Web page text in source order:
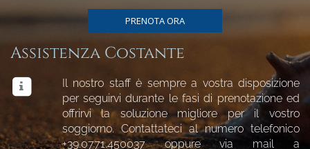
PRENOTA ORA
Assistenza Costante
Il nostro staff è sempre a vostra disposizione
per seguirvi durante le fasi di prenotazione ed
offrirvi la soluzione migliore per il vostro
soggiorno. Contattateci al numero telefonico
+39.0771.450037
oppure via mail a